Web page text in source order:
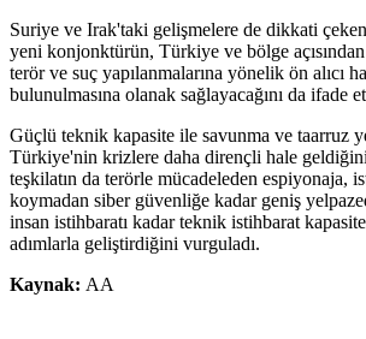
Suriye ve Irak'taki gelişmelere de dikkati
yeni konjonktürün, Türkiye ve bölge
terör ve suç yapılanmalarına yönelik ön alıcı
bulunulmasına olanak sağlayacağını da ifade
Güçlü teknik kapasite ile savunma ve taarruz
Türkiye'nin krizlere daha dirençli hale
teşkilatın da terörle mücadeleden espiyonaja,
koymadan siber güvenliğe kadar geniş
insan istihbaratı kadar teknik istihbarat
adımlarla geliştirdiğini vurguladı.
Kaynak: AA